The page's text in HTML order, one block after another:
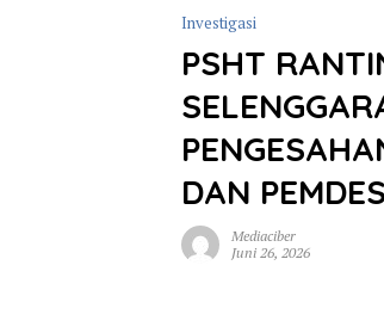
Investigasi
PSHT
DAN
Mediaciber
Juni 26, 2026